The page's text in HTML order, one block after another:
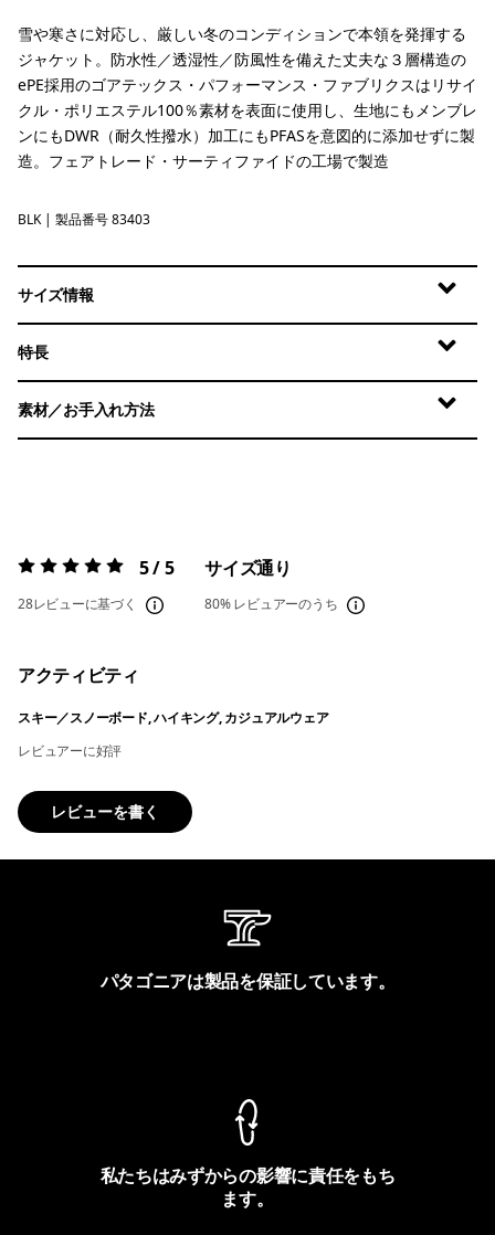
雪や寒さに対応し、厳しい冬のコンディションで本領を発揮する
ジャケット。防水性／透湿性／防風性を備えた丈夫な３層構造の
ePE採用のゴアテックス・パフォーマンス・ファブリクスはリサイ
クル・ポリエステル100％素材を表面に使用し、生地にもメンブレ
ンにもDWR（耐久性撥水）加工にもPFASを意図的に添加せずに製
造。フェアトレード・サーティファイドの工場で製造
Black
BLK | 製品番号 83403
サイズ情報
特長
素材／お手入れ方法
評価:5 / 5 5 / 5
28レビューに基づく
サイズ通り
80%レビュアーのうち
アクティビティ
スキー／スノーボード, ハイキング, カジュアルウェア
レビュアーに好評
レビューを書く
パタゴニアは製品を保証しています。
私たちはみずからの影響に責任をもち
ます。